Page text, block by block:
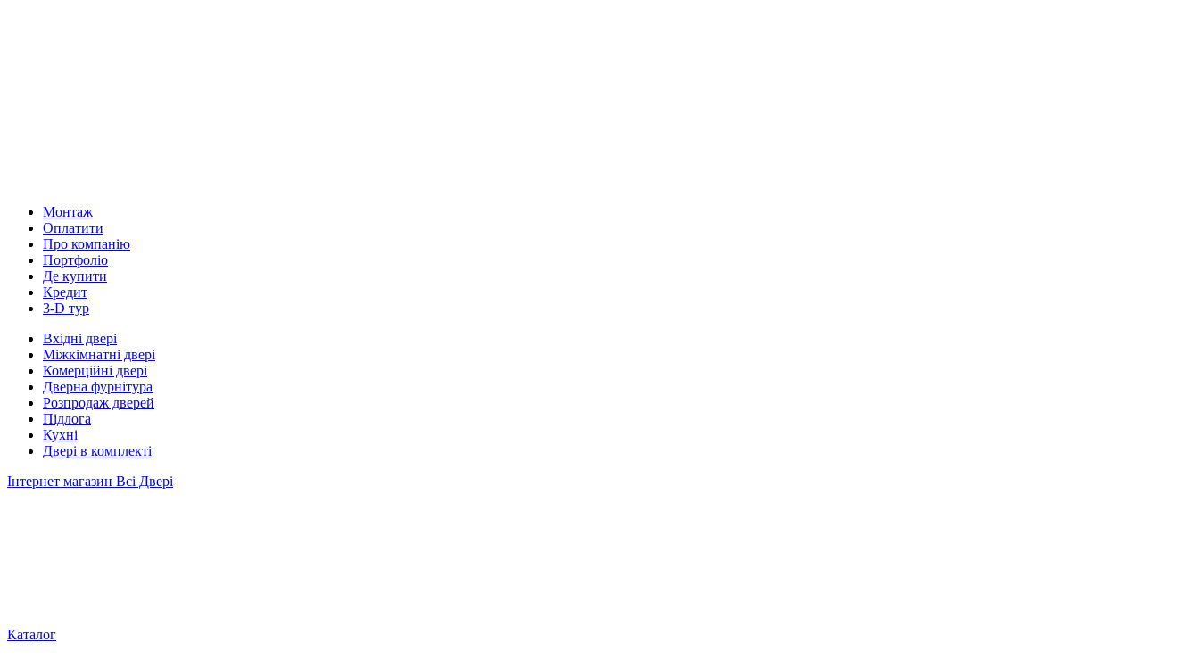
Монтаж
Оплатити
Про компанію
Портфоліо
Де купити
Кредит
3-D тур
Вхідні двері
Міжкімнатні двері
Комерційні двері
Дверна фурнітура
Розпродаж дверей
Підлога
Кухні
Двері в комплекті
Інтернет магазин Всі Двері
Каталог